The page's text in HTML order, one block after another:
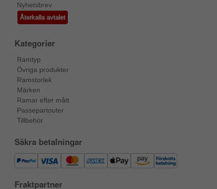
Nyhetsbrev
Återkalla avtalet
Kategorier
Ramtyp
Övriga produkter
Ramstorlek
Märken
Ramar efter mått
Passepartouter
Tillbehör
Säkra betalningar
Fraktpartner